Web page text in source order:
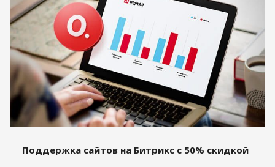
Поддержка сайтов на Битрикс с 50% скидкой